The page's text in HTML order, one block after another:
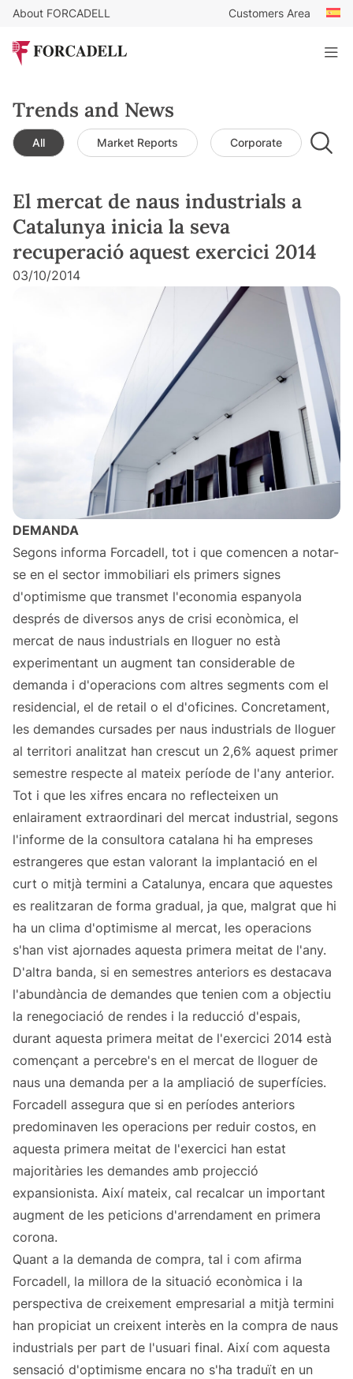
About FORCADELL Customers Area
Trends and News
All Market Reports Corporate
El mercat de naus industrials a
Catalunya inicia la seva
recuperació aquest exercici 2014
03/10/2014
DEMANDA
Segons informa Forcadell, tot i que comencen a notar-
se en el sector immobiliari els primers signes
d'optimisme que transmet l'economia espanyola
després de diversos anys de crisi econòmica, el
mercat de naus industrials en lloguer no està
experimentant un augment tan considerable de
demanda i d'operacions com altres segments com el
residencial, el de retail o el d'oficines. Concretament,
les demandes cursades per naus industrials de lloguer
al territori analitzat han crescut un 2,6% aquest primer
semestre respecte al mateix període de l'any anterior.
Tot i que les xifres encara no reflecteixen un
enlairament extraordinari del mercat industrial, segons
l'informe de la consultora catalana hi ha empreses
estrangeres que estan valorant la implantació en el
curt o mitjà termini a Catalunya, encara que aquestes
es realitzaran de forma gradual, ja que, malgrat que hi
ha un clima d'optimisme al mercat, les operacions
s'han vist ajornades aquesta primera meitat de l'any.
D'altra banda, si en semestres anteriors es destacava
l'abundància de demandes que tenien com a objectiu
la renegociació de rendes i la reducció d'espais,
durant aquesta primera meitat de l'exercici 2014 està
començant a percebre's en el mercat de lloguer de
naus una demanda per a la ampliació de superfícies.
Forcadell assegura que si en períodes anteriors
predominaven les operacions per reduir costos, en
aquesta primera meitat de l'exercici han estat
majoritàries les demandes amb projecció
expansionista. Així mateix, cal recalcar un important
augment de les peticions d'arrendament en primera
corona.
Quant a la demanda de compra, tal i com afirma
Forcadell, la millora de la situació econòmica i la
perspectiva de creixement empresarial a mitjà termini
han propiciat un creixent interès en la compra de naus
industrials per part de l'usuari final. Així com aquesta
sensació d'optimisme encara no s'ha traduït en un